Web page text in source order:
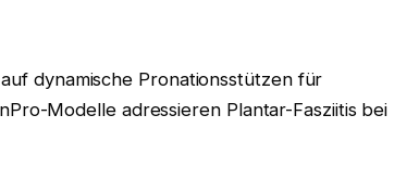
dynamische Pronationsstützen für
Modelle adressieren Plantar-Fasziitis bei